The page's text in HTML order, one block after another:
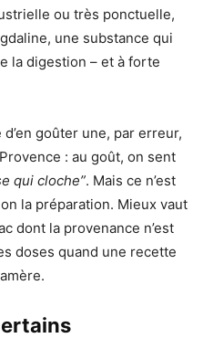
ou très ponctuelle,
une substance qui
la digestion – et à forte
d’en goûter une, par erreur,
: au goût, on sent
qui cloche”. Mais ce n’est
la préparation. Mieux vaut
dont la provenance n’est
doses quand une recette